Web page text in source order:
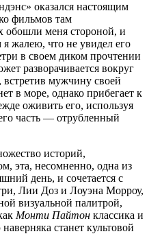
оказался настоящим
фильмов там
обошли меня стороной, и
я жалею, что не увидел его
в своем диком прочтении
разворачивается вокруг
мужчину своей
в море, однако прибегает к
оживить его, используя
часть — отрубленный
историй,
эта, несомненно, одна из
день, и сочетается с
Лии Доз и Лоуэна Морроу,
визуальной палитрой,
Монти Пайтон классика и
наверняка станет культовой